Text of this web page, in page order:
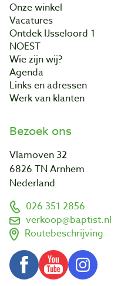
Onze winkel
Vacatures
Ontdek IJsseloord 1
NOEST
Wie zijn wij?
Agenda
Links en adressen
Werk van klanten
Bezoek ons
Vlamoven 32
6826 TN Arnhem
Nederland
026 351 2856
verkoop@baptist.nl
Routebeschrijving